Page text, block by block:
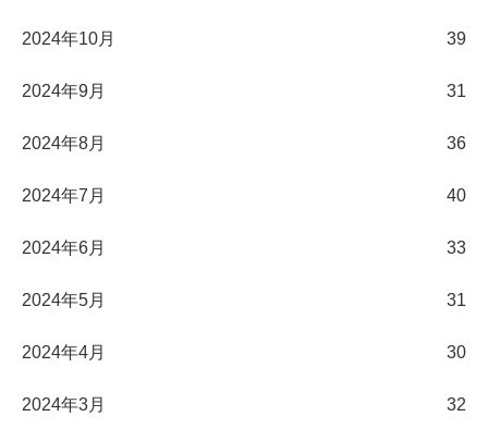
2024年10月 39
2024年9月 31
2024年8月 36
2024年7月 40
2024年6月 33
2024年5月 31
2024年4月 30
2024年3月 32